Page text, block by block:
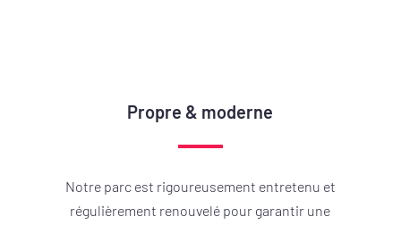
Propre & moderne
Notre parc est rigoureusement entretenu et
régulièrement renouvelé pour garantir une